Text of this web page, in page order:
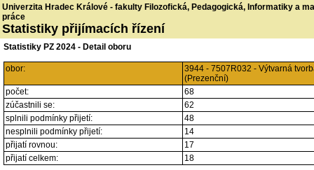
Univerzita Hradec Králové - fakulty Filozofická, Pedagogická, Informatiky a
práce
Statistiky přijímacích řízení
Statistiky PZ 2024 - Detail oboru
obor:
3944 - 7507R032 - Výtvarná
(Prezenční)
počet:
68
zúčastnili se:
62
splnili podmínky přijetí:
48
nesplnili podmínky přijetí:
14
přijatí rovnou:
17
přijatí celkem:
18